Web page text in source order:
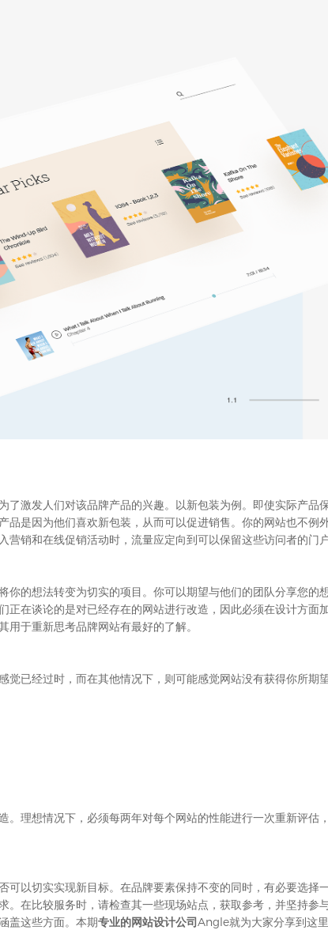
激发人们对该品牌产品的兴趣。以新包装为例。即使实际产品
是因为他们喜欢新包装，从而可以促进销售。你的网站也不例
销和在线促销活动时，流量应定向到可以保留这些访问者的门户
你的想法转变为切实的项目。你可以期望与他们的团队分享您的
在谈论的是对已经存在的网站进行改造，因此必须在设计方面
于重新思考品牌网站有最好的了解。
已经过时，而在其他情况下，则可能感觉网站没有获得你所期
理想情况下，必须每两年对每个网站的性能进行一次重新评估
可以切实实现新目标。在品牌要素保持不变的同时，有必要选择
在比较服务时，请检查其一些现场站点，获取参考，并坚持参
盖这些方面。本期专业的网站设计公司Angle就为大家分享到这里